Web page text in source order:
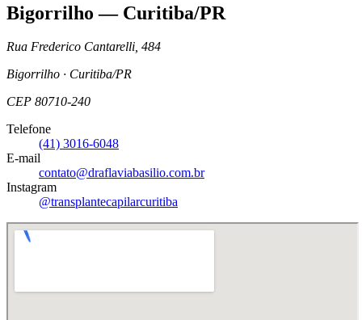
Bigorrilho — Curitiba/PR
Rua Frederico Cantarelli, 484
Bigorrilho · Curitiba/PR
CEP 80710-240
Telefone
(41) 3016-6048
E-mail
contato@draflaviabasilio.com.br
Instagram
@transplantecapilarcuritiba